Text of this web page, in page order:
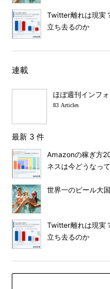
Twitter離れは現実
立ち去るのか
連載
ほぼ週刊インフ
83 Articles
最新 3 件
Amazonの稼ぎ方
ネスは今どうなっ
世界一のビール大
Twitter離れは現実
立ち去るのか